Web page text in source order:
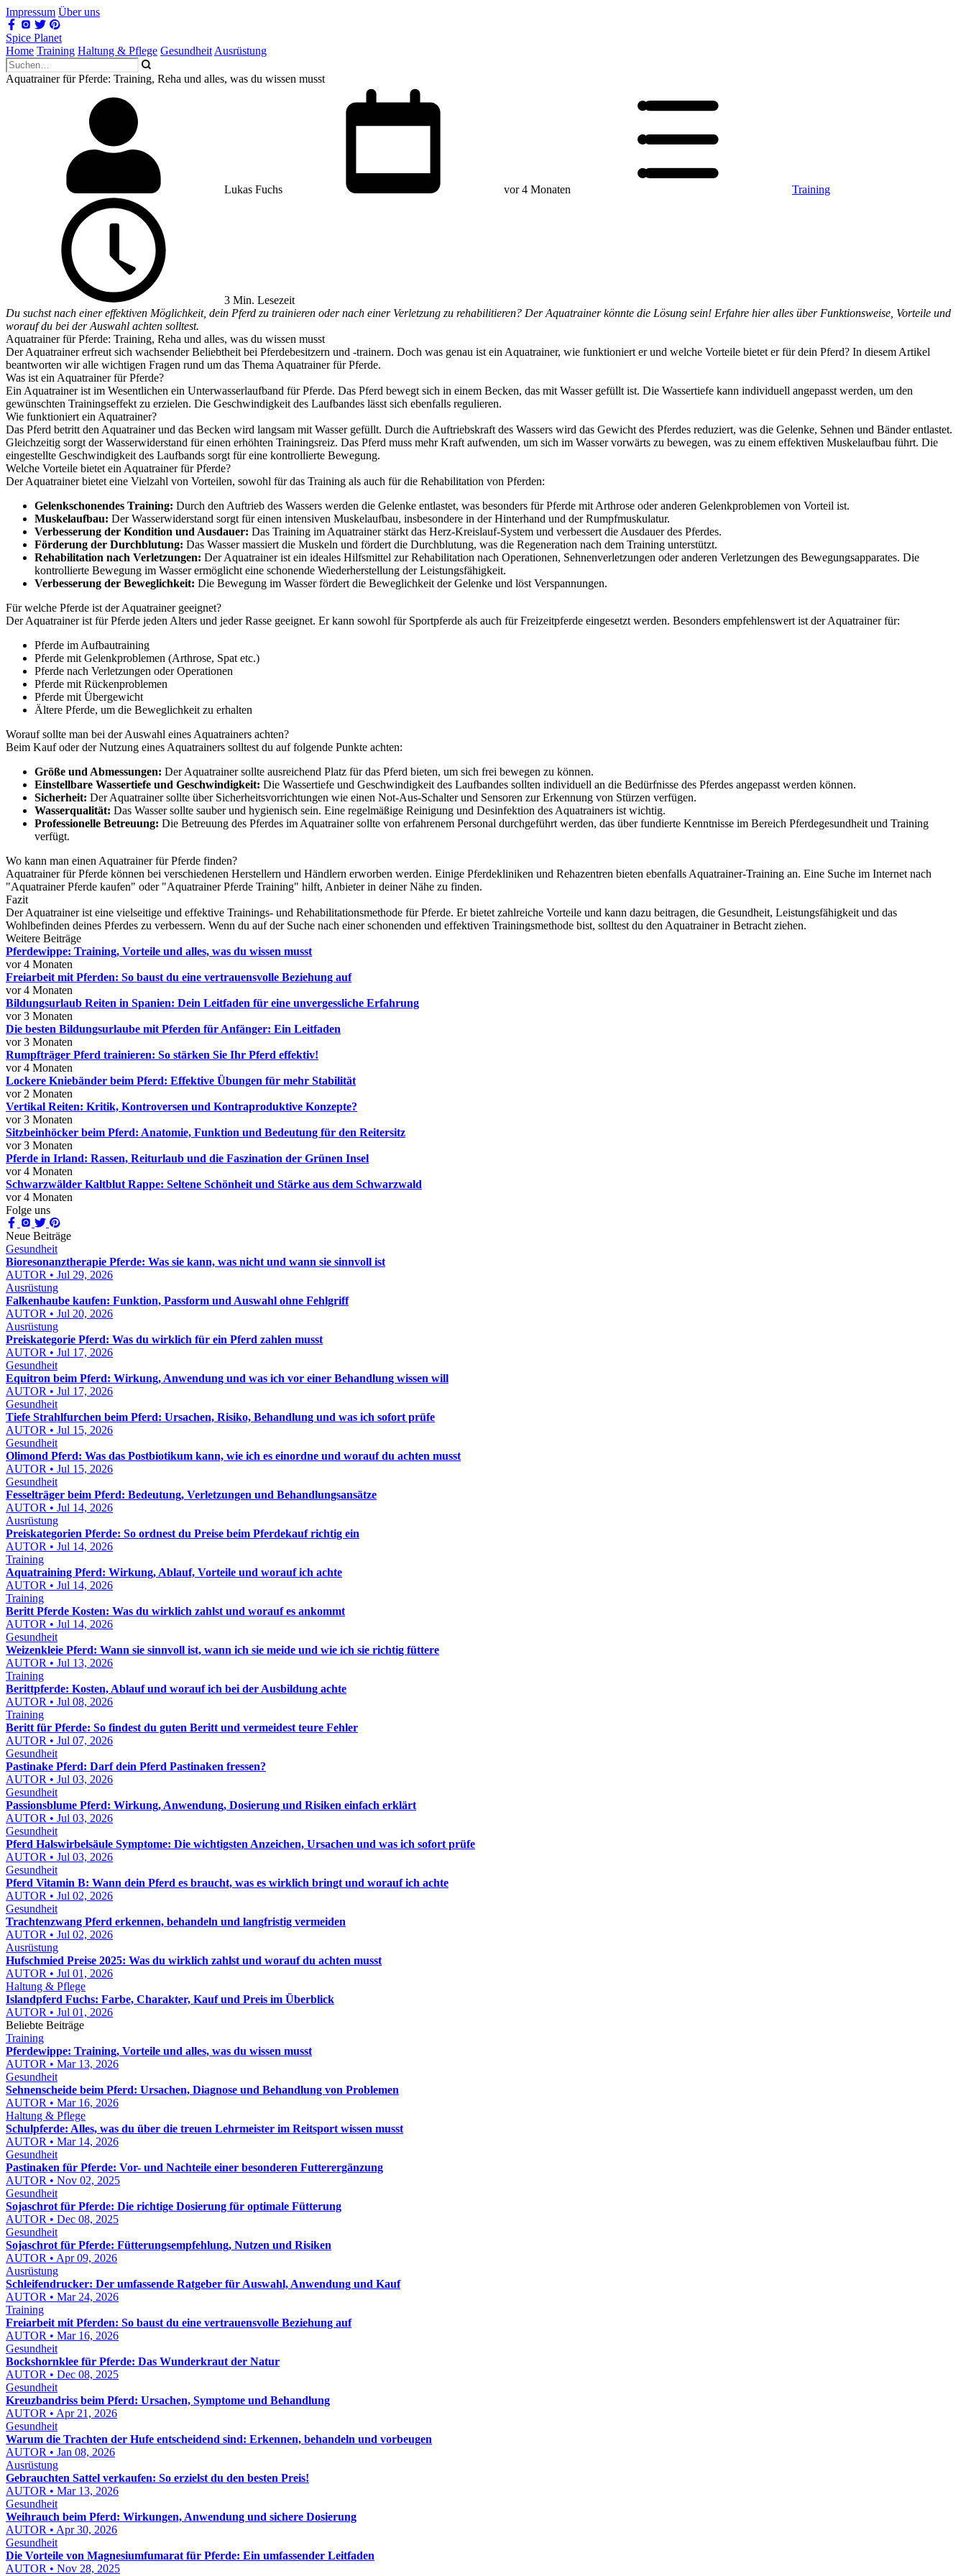
Impressum Über uns
Spice Planet
Home Training Haltung & Pflege Gesundheit Ausrüstung
Aquatrainer für Pferde: Training, Reha und alles, was du wissen musst
Lukas Fuchs vor 4 Monaten Training
3 Min. Lesezeit
Du suchst nach einer effektiven Möglichkeit, dein Pferd zu trainieren oder nach einer Verletzung zu rehabilitieren? Der Aquatrainer könnte die Lösung sein! Erfahre hier alles über Funktionsweise, Vorteile und
worauf du bei der Auswahl achten solltest.
Aquatrainer für Pferde: Training, Reha und alles, was du wissen musst
Der Aquatrainer erfreut sich wachsender Beliebtheit bei Pferdebesitzern und -trainern. Doch was genau ist ein Aquatrainer, wie funktioniert er und welche Vorteile bietet er für dein Pferd? In diesem Artikel
beantworten wir alle wichtigen Fragen rund um das Thema Aquatrainer für Pferde.
Was ist ein Aquatrainer für Pferde?
Ein Aquatrainer ist im Wesentlichen ein Unterwasserlaufband für Pferde. Das Pferd bewegt sich in einem Becken, das mit Wasser gefüllt ist. Die Wassertiefe kann individuell angepasst werden, um den
gewünschten Trainingseffekt zu erzielen. Die Geschwindigkeit des Laufbandes lässt sich ebenfalls regulieren.
Wie funktioniert ein Aquatrainer?
Das Pferd betritt den Aquatrainer und das Becken wird langsam mit Wasser gefüllt. Durch die Auftriebskraft des Wassers wird das Gewicht des Pferdes reduziert, was die Gelenke, Sehnen und Bänder entlastet.
Gleichzeitig sorgt der Wasserwiderstand für einen erhöhten Trainingsreiz. Das Pferd muss mehr Kraft aufwenden, um sich im Wasser vorwärts zu bewegen, was zu einem effektiven Muskelaufbau führt. Die
eingestellte Geschwindigkeit des Laufbands sorgt für eine kontrollierte Bewegung.
Welche Vorteile bietet ein Aquatrainer für Pferde?
Der Aquatrainer bietet eine Vielzahl von Vorteilen, sowohl für das Training als auch für die Rehabilitation von Pferden:
Gelenkschonendes Training: Durch den Auftrieb des Wassers werden die Gelenke entlastet, was besonders für Pferde mit Arthrose oder anderen Gelenkproblemen von Vorteil ist.
Muskelaufbau: Der Wasserwiderstand sorgt für einen intensiven Muskelaufbau, insbesondere in der Hinterhand und der Rumpfmuskulatur.
Verbesserung der Kondition und Ausdauer: Das Training im Aquatrainer stärkt das Herz-Kreislauf-System und verbessert die Ausdauer des Pferdes.
Förderung der Durchblutung: Das Wasser massiert die Muskeln und fördert die Durchblutung, was die Regeneration nach dem Training unterstützt.
Rehabilitation nach Verletzungen: Der Aquatrainer ist ein ideales Hilfsmittel zur Rehabilitation nach Operationen, Sehnenverletzungen oder anderen Verletzungen des Bewegungsapparates. Die
kontrollierte Bewegung im Wasser ermöglicht eine schonende Wiederherstellung der Leistungsfähigkeit.
Verbesserung der Beweglichkeit: Die Bewegung im Wasser fördert die Beweglichkeit der Gelenke und löst Verspannungen.
Für welche Pferde ist der Aquatrainer geeignet?
Der Aquatrainer ist für Pferde jeden Alters und jeder Rasse geeignet. Er kann sowohl für Sportpferde als auch für Freizeitpferde eingesetzt werden. Besonders empfehlenswert ist der Aquatrainer für:
Pferde im Aufbautraining
Pferde mit Gelenkproblemen (Arthrose, Spat etc.)
Pferde nach Verletzungen oder Operationen
Pferde mit Rückenproblemen
Pferde mit Übergewicht
Ältere Pferde, um die Beweglichkeit zu erhalten
Worauf sollte man bei der Auswahl eines Aquatrainers achten?
Beim Kauf oder der Nutzung eines Aquatrainers solltest du auf folgende Punkte achten:
Größe und Abmessungen: Der Aquatrainer sollte ausreichend Platz für das Pferd bieten, um sich frei bewegen zu können.
Einstellbare Wassertiefe und Geschwindigkeit: Die Wassertiefe und Geschwindigkeit des Laufbandes sollten individuell an die Bedürfnisse des Pferdes angepasst werden können.
Sicherheit: Der Aquatrainer sollte über Sicherheitsvorrichtungen wie einen Not-Aus-Schalter und Sensoren zur Erkennung von Stürzen verfügen.
Wasserqualität: Das Wasser sollte sauber und hygienisch sein. Eine regelmäßige Reinigung und Desinfektion des Aquatrainers ist wichtig.
Professionelle Betreuung: Die Betreuung des Pferdes im Aquatrainer sollte von erfahrenem Personal durchgeführt werden, das über fundierte Kenntnisse im Bereich Pferdegesundheit und Training
verfügt.
Wo kann man einen Aquatrainer für Pferde finden?
Aquatrainer für Pferde können bei verschiedenen Herstellern und Händlern erworben werden. Einige Pferdekliniken und Rehazentren bieten ebenfalls Aquatrainer-Training an. Eine Suche im Internet nach
"Aquatrainer Pferde kaufen" oder "Aquatrainer Pferde Training" hilft, Anbieter in deiner Nähe zu finden.
Fazit
Der Aquatrainer ist eine vielseitige und effektive Trainings- und Rehabilitationsmethode für Pferde. Er bietet zahlreiche Vorteile und kann dazu beitragen, die Gesundheit, Leistungsfähigkeit und das
Wohlbefinden deines Pferdes zu verbessern. Wenn du auf der Suche nach einer schonenden und effektiven Trainingsmethode bist, solltest du den Aquatrainer in Betracht ziehen.
Weitere Beiträge
Pferdewippe: Training, Vorteile und alles, was du wissen musst
vor 4 Monaten
Freiarbeit mit Pferden: So baust du eine vertrauensvolle Beziehung auf
vor 4 Monaten
Bildungsurlaub Reiten in Spanien: Dein Leitfaden für eine unvergessliche Erfahrung
vor 3 Monaten
Die besten Bildungsurlaube mit Pferden für Anfänger: Ein Leitfaden
vor 3 Monaten
Rumpfträger Pferd trainieren: So stärken Sie Ihr Pferd effektiv!
vor 4 Monaten
Lockere Kniebänder beim Pferd: Effektive Übungen für mehr Stabilität
vor 2 Monaten
Vertikal Reiten: Kritik, Kontroversen und Kontraproduktive Konzepte?
vor 3 Monaten
Sitzbeinhöcker beim Pferd: Anatomie, Funktion und Bedeutung für den Reitersitz
vor 3 Monaten
Pferde in Irland: Rassen, Reiturlaub und die Faszination der Grünen Insel
vor 4 Monaten
Schwarzwälder Kaltblut Rappe: Seltene Schönheit und Stärke aus dem Schwarzwald
vor 4 Monaten
Folge uns
Neue Beiträge
Gesundheit
Bioresonanztherapie Pferde: Was sie kann, was nicht und wann sie sinnvoll ist
AUTOR • Jul 29, 2026
Ausrüstung
Falkenhaube kaufen: Funktion, Passform und Auswahl ohne Fehlgriff
AUTOR • Jul 20, 2026
Ausrüstung
Preiskategorie Pferd: Was du wirklich für ein Pferd zahlen musst
AUTOR • Jul 17, 2026
Gesundheit
Equitron beim Pferd: Wirkung, Anwendung und was ich vor einer Behandlung wissen will
AUTOR • Jul 17, 2026
Gesundheit
Tiefe Strahlfurchen beim Pferd: Ursachen, Risiko, Behandlung und was ich sofort prüfe
AUTOR • Jul 15, 2026
Gesundheit
Olimond Pferd: Was das Postbiotikum kann, wie ich es einordne und worauf du achten musst
AUTOR • Jul 15, 2026
Gesundheit
Fesselträger beim Pferd: Bedeutung, Verletzungen und Behandlungsansätze
AUTOR • Jul 14, 2026
Ausrüstung
Preiskategorien Pferde: So ordnest du Preise beim Pferdekauf richtig ein
AUTOR • Jul 14, 2026
Training
Aquatraining Pferd: Wirkung, Ablauf, Vorteile und worauf ich achte
AUTOR • Jul 14, 2026
Training
Beritt Pferde Kosten: Was du wirklich zahlst und worauf es ankommt
AUTOR • Jul 14, 2026
Gesundheit
Weizenkleie Pferd: Wann sie sinnvoll ist, wann ich sie meide und wie ich sie richtig füttere
AUTOR • Jul 13, 2026
Training
Berittpferde: Kosten, Ablauf und worauf ich bei der Ausbildung achte
AUTOR • Jul 08, 2026
Training
Beritt für Pferde: So findest du guten Beritt und vermeidest teure Fehler
AUTOR • Jul 07, 2026
Gesundheit
Pastinake Pferd: Darf dein Pferd Pastinaken fressen?
AUTOR • Jul 03, 2026
Gesundheit
Passionsblume Pferd: Wirkung, Anwendung, Dosierung und Risiken einfach erklärt
AUTOR • Jul 03, 2026
Gesundheit
Pferd Halswirbelsäule Symptome: Die wichtigsten Anzeichen, Ursachen und was ich sofort prüfe
AUTOR • Jul 03, 2026
Gesundheit
Pferd Vitamin B: Wann dein Pferd es braucht, was es wirklich bringt und worauf ich achte
AUTOR • Jul 02, 2026
Gesundheit
Trachtenzwang Pferd erkennen, behandeln und langfristig vermeiden
AUTOR • Jul 02, 2026
Ausrüstung
Hufschmied Preise 2025: Was du wirklich zahlst und worauf du achten musst
AUTOR • Jul 01, 2026
Haltung & Pflege
Islandpferd Fuchs: Farbe, Charakter, Kauf und Preis im Überblick
AUTOR • Jul 01, 2026
Beliebte Beiträge
Training
Pferdewippe: Training, Vorteile und alles, was du wissen musst
AUTOR • Mar 13, 2026
Gesundheit
Sehnenscheide beim Pferd: Ursachen, Diagnose und Behandlung von Problemen
AUTOR • Mar 16, 2026
Haltung & Pflege
Schulpferde: Alles, was du über die treuen Lehrmeister im Reitsport wissen musst
AUTOR • Mar 14, 2026
Gesundheit
Pastinaken für Pferde: Vor- und Nachteile einer besonderen Futterergänzung
AUTOR • Nov 02, 2025
Gesundheit
Sojaschrot für Pferde: Die richtige Dosierung für optimale Fütterung
AUTOR • Dec 08, 2025
Gesundheit
Sojaschrot für Pferde: Fütterungsempfehlung, Nutzen und Risiken
AUTOR • Apr 09, 2026
Ausrüstung
Schleifendrucker: Der umfassende Ratgeber für Auswahl, Anwendung und Kauf
AUTOR • Mar 24, 2026
Training
Freiarbeit mit Pferden: So baust du eine vertrauensvolle Beziehung auf
AUTOR • Mar 16, 2026
Gesundheit
Bockshornklee für Pferde: Das Wunderkraut der Natur
AUTOR • Dec 08, 2025
Gesundheit
Kreuzbandriss beim Pferd: Ursachen, Symptome und Behandlung
AUTOR • Apr 21, 2026
Gesundheit
Warum die Trachten der Hufe entscheidend sind: Erkennen, behandeln und vorbeugen
AUTOR • Jan 08, 2026
Ausrüstung
Gebrauchten Sattel verkaufen: So erzielst du den besten Preis!
AUTOR • Mar 13, 2026
Gesundheit
Weihrauch beim Pferd: Wirkungen, Anwendung und sichere Dosierung
AUTOR • Apr 30, 2026
Gesundheit
Die Vorteile von Magnesiumfumarat für Pferde: Ein umfassender Leitfaden
AUTOR • Nov 28, 2025